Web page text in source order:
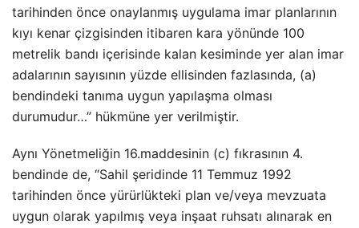
tarihinden önce onaylanmış uygulama imar planlarının
kıyı kenar çizgisinden itibaren kara yönünde 100
metrelik bandı içerisinde kalan kesiminde yer alan imar
adalarının sayısının yüzde ellisinden fazlasında, (a)
bendindeki tanıma uygun yapılaşma olması
durumudur…” hükmüne yer verilmiştir.
Aynı Yönetmeliğin 16.maddesinin (c) fıkrasının 4.
bendinde de, “Sahil şeridinde 11 Temmuz 1992
tarihinden önce yürürlükteki plan ve/veya mevzuata
uygun olarak yapılmış veya inşaat ruhsatı alınarak en